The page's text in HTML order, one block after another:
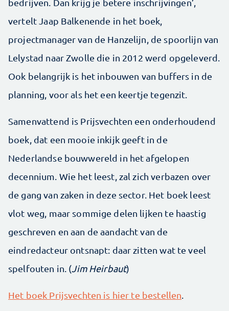
bedrijven. Dan krijg je betere inschrijvingen’,
vertelt Jaap Balkenende in het boek,
projectmanager van de Hanzelijn, de spoorlijn van
Lelystad naar Zwolle die in 2012 werd opgeleverd.
Ook belangrijk is het inbouwen van buffers in de
planning, voor als het een keertje tegenzit.
Samenvattend is Prijsvechten een onderhoudend
boek, dat een mooie inkijk geeft in de
Nederlandse bouwwereld in het afgelopen
decennium. Wie het leest, zal zich verbazen over
de gang van zaken in deze sector. Het boek leest
vlot weg, maar sommige delen lijken te haastig
geschreven en aan de aandacht van de
eindredacteur ontsnapt: daar zitten wat te veel
spelfouten in. (Jim Heirbaut)
Het boek Prijsvechten is hier te bestellen.